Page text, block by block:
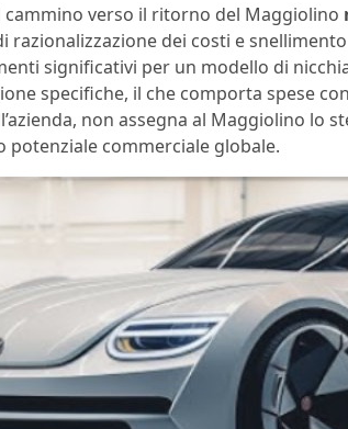
cammino verso il ritorno del Maggiolino
razionalizzazione dei costi e
significativi per un modello di
specifiche, il che comporta spese
non assegna al Maggiolino lo
potenziale commerciale globale.